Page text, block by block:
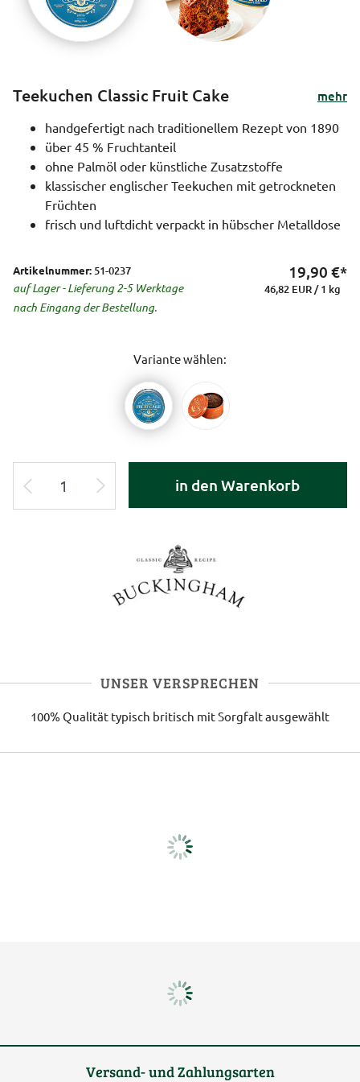
Teekuchen Classic Fruit Cake
mehr
handgefertigt nach traditionellem Rezept von 1890
über 45 % Fruchtanteil
ohne Palmöl oder künstliche Zusatzstoffe
klassischer englischer Teekuchen mit getrockneten
Früchten
frisch und luftdicht verpackt in hübscher Metalldose
Artikelnummer: 51-0237
auf Lager - Lieferung 2-5 Werktage
nach Eingang der Bestellung.
19,90 €*
46,82 EUR / 1 kg
Variante wählen:
in den Warenkorb
UNSER VERSPRECHEN
100% Qualität typisch britisch mit Sorgfalt ausgewählt
Versand- und Zahlungsarten